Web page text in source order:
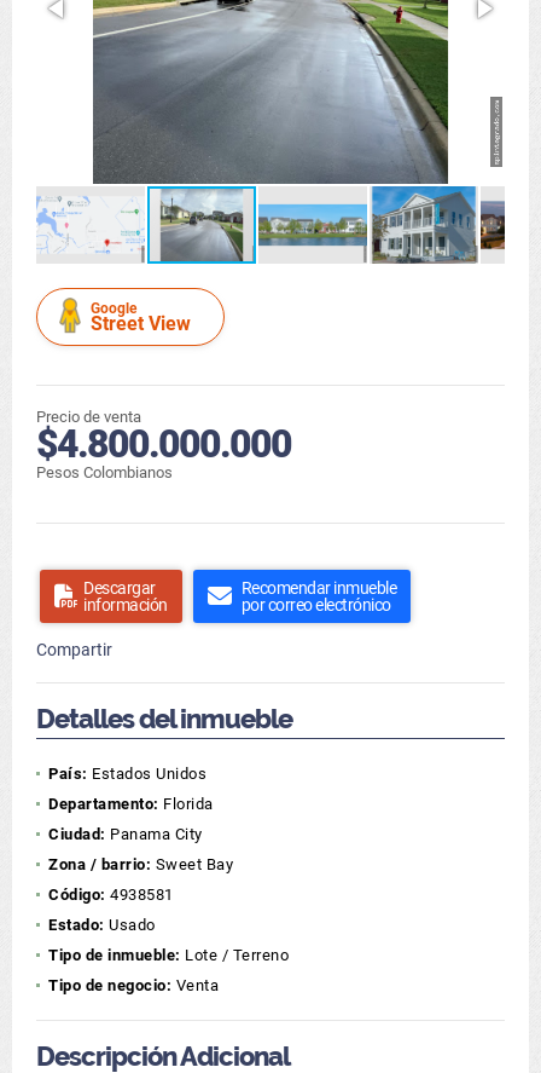
Google
Street View
Precio de venta
$4.800.000.000
Pesos Colombianos
Descargar
información
Recomendar inmueble
por correo electrónico
Compartir
Detalles del inmueble
País: Estados Unidos
Departamento: Florida
Ciudad: Panama City
Zona / barrio: Sweet Bay
Código: 4938581
Estado: Usado
Tipo de inmueble: Lote / Terreno
Tipo de negocio: Venta
Descripción Adicional